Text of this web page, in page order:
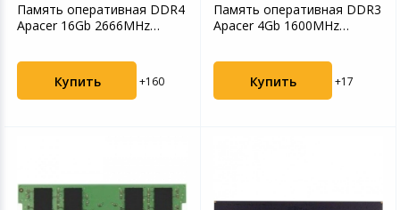
Память оперативная DDR4
Apacer 16Gb 2666MHz
Купить +160
Память оперативная DDR3
Apacer 4Gb 1600MHz
Купить +17